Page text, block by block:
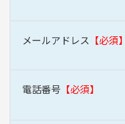
メールアドレス
電話番号